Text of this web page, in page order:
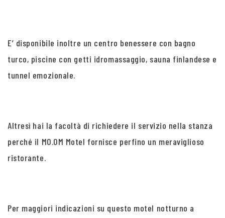
E’ disponibile inoltre un centro benessere con bagno
turco, piscine con getti idromassaggio, sauna finlandese e
tunnel emozionale.
Altresì hai la facoltà di richiedere il servizio nella stanza
perché il MO.OM Motel fornisce perfino un meraviglioso
ristorante.
Per maggiori indicazioni su questo motel notturno a